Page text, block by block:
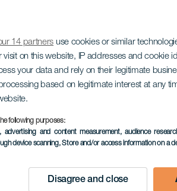
14 partners use cookies or similar
on this website, IP addresses and cookie
your data and rely on their legitimate
based on legitimate interest at any
following purposes:
advertising and content measurement, audience
device scanning, Store and/or access information on a
Disagree and close